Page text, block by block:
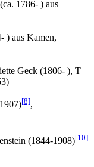
1786- ) aus
) aus Kamen,
Geck (1806- ), T
[8],
(1844-1908)[10]